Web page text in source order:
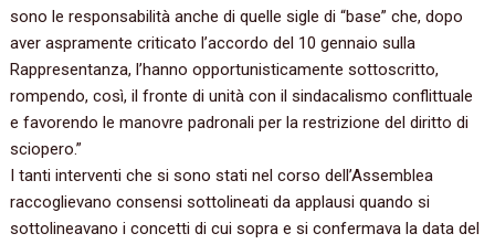
sono le responsabilità anche di quelle sigle di “base” che, dopo
aver aspramente criticato l’accordo del 10 gennaio sulla
Rappresentanza, l’hanno opportunisticamente sottoscritto,
rompendo, così, il fronte di unità con il sindacalismo conflittuale
e favorendo le manovre padronali per la restrizione del diritto di
sciopero.”
I tanti interventi che si sono stati nel corso dell’Assemblea
raccoglievano consensi sottolineati da applausi quando si
sottolineavano i concetti di cui sopra e si confermava la data del